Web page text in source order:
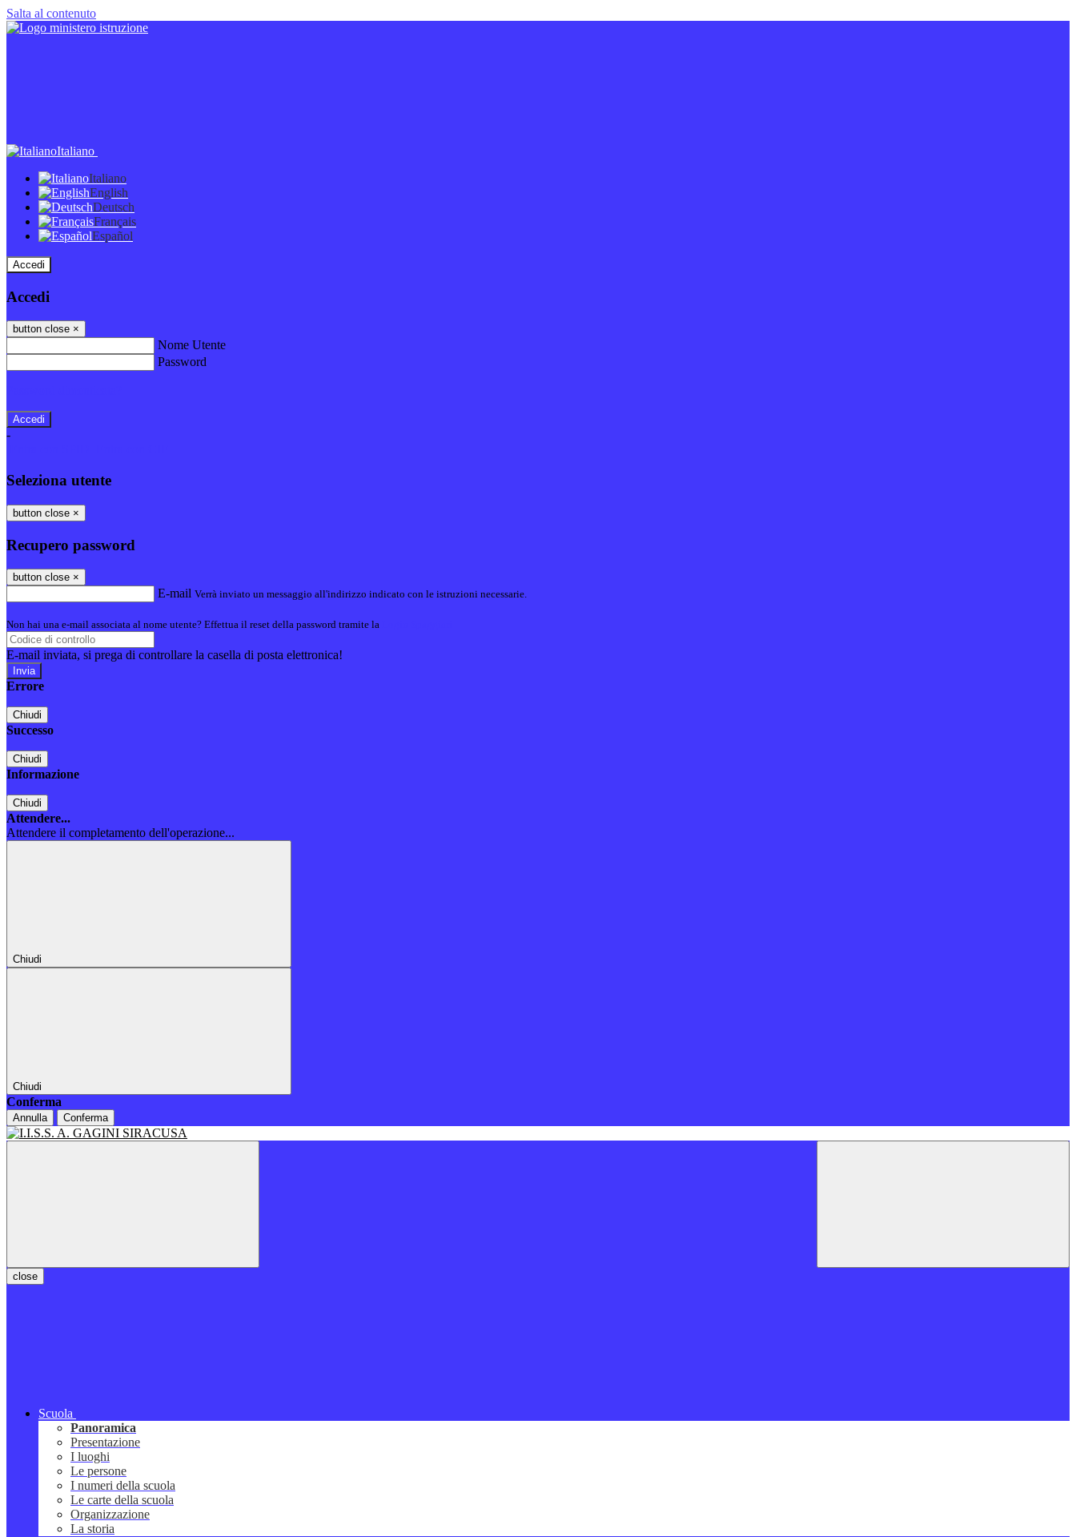
Salta al contenuto
Italiano
Italiano
English
Deutsch
Français
Español
Accedi
Accedi
button close ×
Nome Utente
Password
-
Seleziona utente
button close ×
Recupero password
button close ×
E-mail Verrà inviato un messaggio all'indirizzo indicato con le istruzioni necessarie.
Non hai una e-mail associata al nome utente? Effettua il reset della password tramite la
E-mail inviata, si prega di controllare la casella di posta elettronica!
Errore
Chiudi
Successo
Chiudi
Informazione
Chiudi
Attendere...
Attendere il completamento dell'operazione...
Chiudi
Chiudi
Conferma
Annulla Conferma
close
Scuola
Panoramica
Presentazione
I luoghi
Le persone
I numeri della scuola
Le carte della scuola
Organizzazione
La storia